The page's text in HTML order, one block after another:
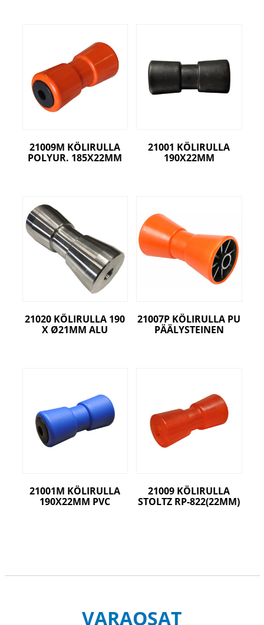
21009M KÖLIRULLA
POLYUR. 185X22MM
21001 KÖLIRULLA
190X22MM
21020 KÖLIRULLA 190
X Ø21MM ALU
21007P KÖLIRULLA PU
PÄÄLYSTEINEN
21001M KÖLIRULLA
190X22MM PVC
21009 KÖLIRULLA
STOLTZ RP-822(22MM)
VARAOSAT